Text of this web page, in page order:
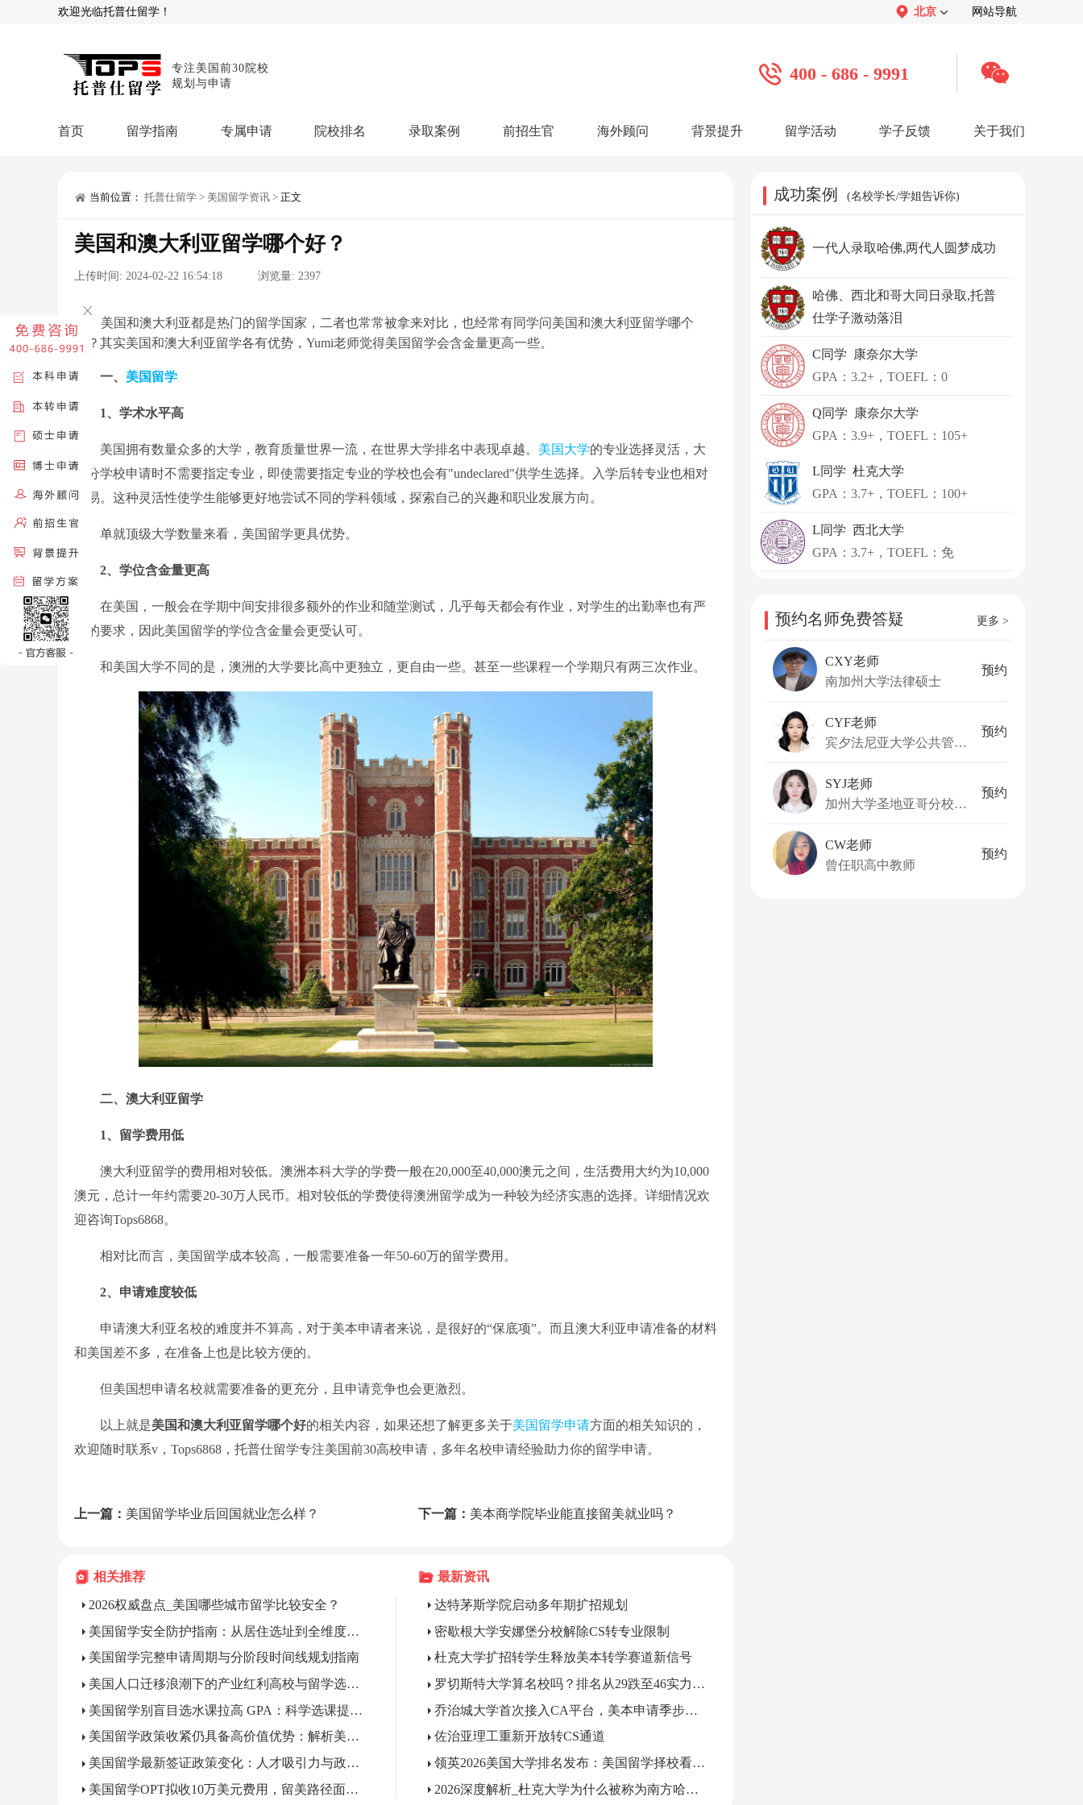
欢迎光临托普仕留学！ 北京 网站导航
专注美国前30院校
规划与申请
400 - 686 - 9991
首页 留学指南
留学攻略
留学资讯 院校资讯
专属申请
本科申请：
博士申请： 博士定制方案
混合申请：
留学工具： GPA计算器 留学评估 智能诊断
院校排名 录取案例 前招生官 海外顾问 背景提升 留学活动 学子反馈
学子心声： 感谢视频 学子访谈
关于我们
品牌介绍： 关于我们 公司活动 媒体报道
当前位置： 托普仕留学 > 美国留学资讯 > 正文
美国和澳大利亚留学哪个好？
上传时间: 2024-02-22 16:54:18 浏览量: 2397
美国和澳大利亚都是热门的留学国家，二者也常常被拿来对比，也经常有同学问美国和澳大利亚留学哪个
好？其实美国和澳大利亚留学各有优势，Yumi老师觉得美国留学会含金量更高一些。
一、 美国留学
1、学术水平高
美国拥有数量众多的大学，教育质量世界一流，在世界大学排名中表现卓越。 美国大学的专业选择灵活，大
部分学校申请时不需要指定专业，即使需要指定专业的学校也会有"undeclared"供学生选择。入学后转专业也相对
容易。这种灵活性使学生能够更好地尝试不同的学科领域，探索自己的兴趣和职业发展方向。
单就顶级大学数量来看，美国留学更具优势。
2、学位含金量更高
在美国，一般会在学期中间安排很多额外的作业和随堂测试，几乎每天都会有作业，对学生的出勤率也有严
格的要求，因此美国留学的学位含金量会更受认可。
和美国大学不同的是，澳洲的大学要比高中更独立，更自由一些。甚至一些课程一个学期只有两三次作业。
二、澳大利亚留学
1、留学费用低
澳大利亚留学的费用相对较低。澳洲本科大学的学费一般在20,000至40,000澳元之间，生活费用大约为10,000
澳元，总计一年约需要20-30万人民币。相对较低的学费使得澳洲留学成为一种较为经济实惠的选择。详细情况欢
迎咨询Tops6868。
相对比而言，美国留学成本较高，一般需要准备一年50-60万的留学费用。
2、申请难度较低
申请澳大利亚名校的难度并不算高，对于美本申请者来说，是很好的“保底项”。而且澳大利亚申请准备的材料
和美国差不多，在准备上也是比较方便的。
但美国想申请名校就需要准备的更充分，且申请竞争也会更激烈。
以上就是美国和澳大利亚留学哪个好的相关内容，如果还想了解更多关于美国留学申请方面的相关知识的，
欢迎随时联系v，Tops6868，托普仕留学专注美国前30高校申请，多年名校申请经验助力你的留学申请。
上一篇： 美国留学毕业后回国就业怎么样？ 下一篇： 美本商学院毕业能直接留美就业吗？
相关推荐 最新资讯
2026权威盘点_美国哪些城市留学比较安全？
美国留学安全防护指南：从居住选址到全维度风险防范
美国留学完整申请周期与分阶段时间线规划指南
美国人口迁移浪潮下的产业红利高校与留学选校新逻辑
美国留学别盲目选水课拉高 GPA：科学选课提升求职竞争力
美国留学政策收紧仍具备高价值优势：解析美国留学持续吸引力
美国留学最新签证政策变化：人才吸引力与政策门槛的矛盾现状
美国留学OPT拟收10万美元费用，留美路径面临变数
达特茅斯学院启动多年期扩招规划
密歇根大学安娜堡分校解除CS转专业限制
杜克大学扩招转学生释放美本转学赛道新信号
罗切斯特大学算名校吗？排名从29跌至46实力依旧硬核
乔治城大学首次接入CA平台，美本申请季步入规范新时代
佐治亚理工重新开放转CS通道
领英2026美国大学排名发布：美国留学择校看就业性价比的时代已来
2026深度解析_杜克大学为什么被称为南方哈佛？
成功案例 (名校学长/学姐告诉你)
一代人录取哈佛,两代人圆梦成功
哈佛、西北和哥大同日录取,托普
仕学子激动落泪
C同学 康奈尔大学
GPA：3.2+，TOEFL：0
Q同学 康奈尔大学
GPA：3.9+，TOEFL：105+
L同学 杜克大学
GPA：3.7+，TOEFL：100+
L同学 西北大学
GPA：3.7+，TOEFL：免
预约名师免费答疑 更多 >
CXY老师
南加州大学法律硕士
预约
CYF老师
宾夕法尼亚大学公共管理硕士
预约
SYJ老师
加州大学圣地亚哥分校金融学硕士
预约
CW老师
曾任职高中教师
预约